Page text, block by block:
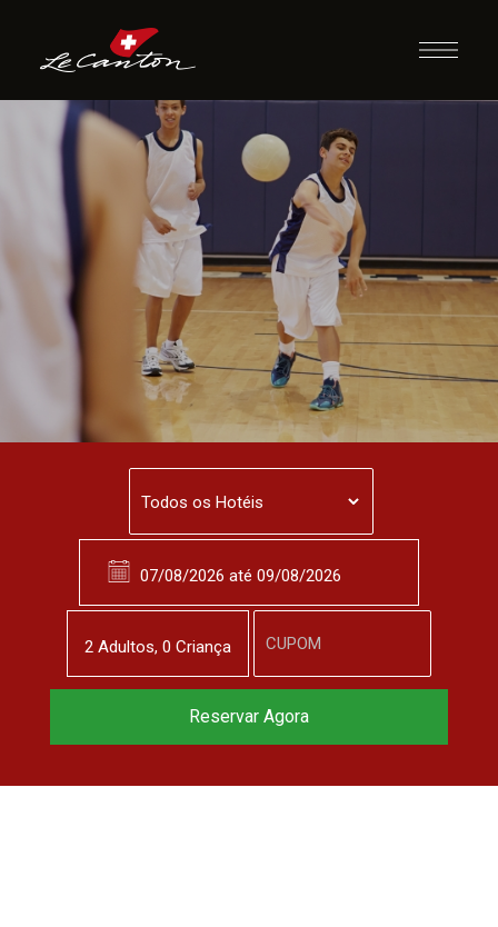
Atividades com
Bola e/ou Futebol
2 Adultos, 0 Criança
Reservar Agora